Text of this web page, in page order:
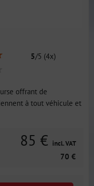
5/5 (4x)
offrant de
à tout véhicule et
85 € incl. VAT
70 €